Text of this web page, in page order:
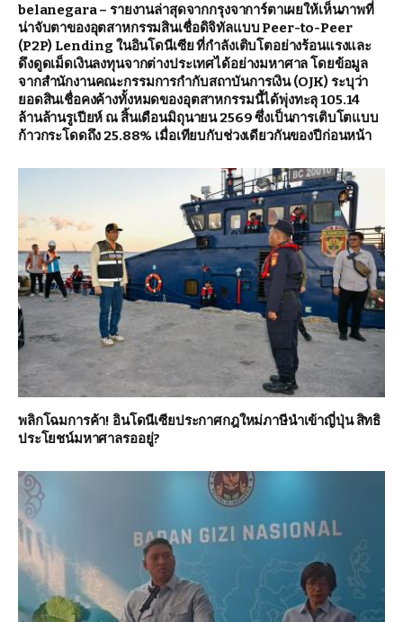
belanegara – รายงานล่าสุดจากกรุงจาการ์ตาเผยให้เห็นภาพที่
น่าจับตาของอุตสาหกรรมสินเชื่อดิจิทัลแบบ Peer-to-Peer
(P2P) Lending ในอินโดนีเซีย ที่กำลังเติบโตอย่างร้อนแรงและ
ดึงดูดเม็ดเงินลงทุนจากต่างประเทศได้อย่างมหาศาล โดยข้อมูล
จากสำนักงานคณะกรรมการกำกับสถาบันการเงิน (OJK) ระบุว่า
ยอดสินเชื่อคงค้างทั้งหมดของอุตสาหกรรมนี้ได้พุ่งทะลุ 105.14
ล้านล้านรูเปียห์ ณ สิ้นเดือนมิถุนายน 2569 ซึ่งเป็นการเติบโตแบบ
ก้าวกระโดดถึง 25.88% เมื่อเทียบกับช่วงเดียวกันของปีก่อนหน้า
พลิกโฉมการค้า! อินโดนีเซียประกาศกฎใหม่ภาษีนำเข้าญี่ปุ่น สิทธิ
ประโยชน์มหาศาลรออยู่?